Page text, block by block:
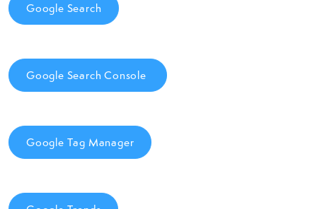
Google Search
Google Search Console
Google Tag Manager